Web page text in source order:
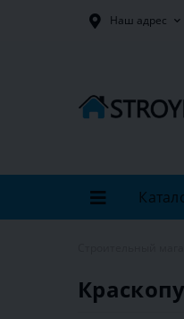
Наш адрес